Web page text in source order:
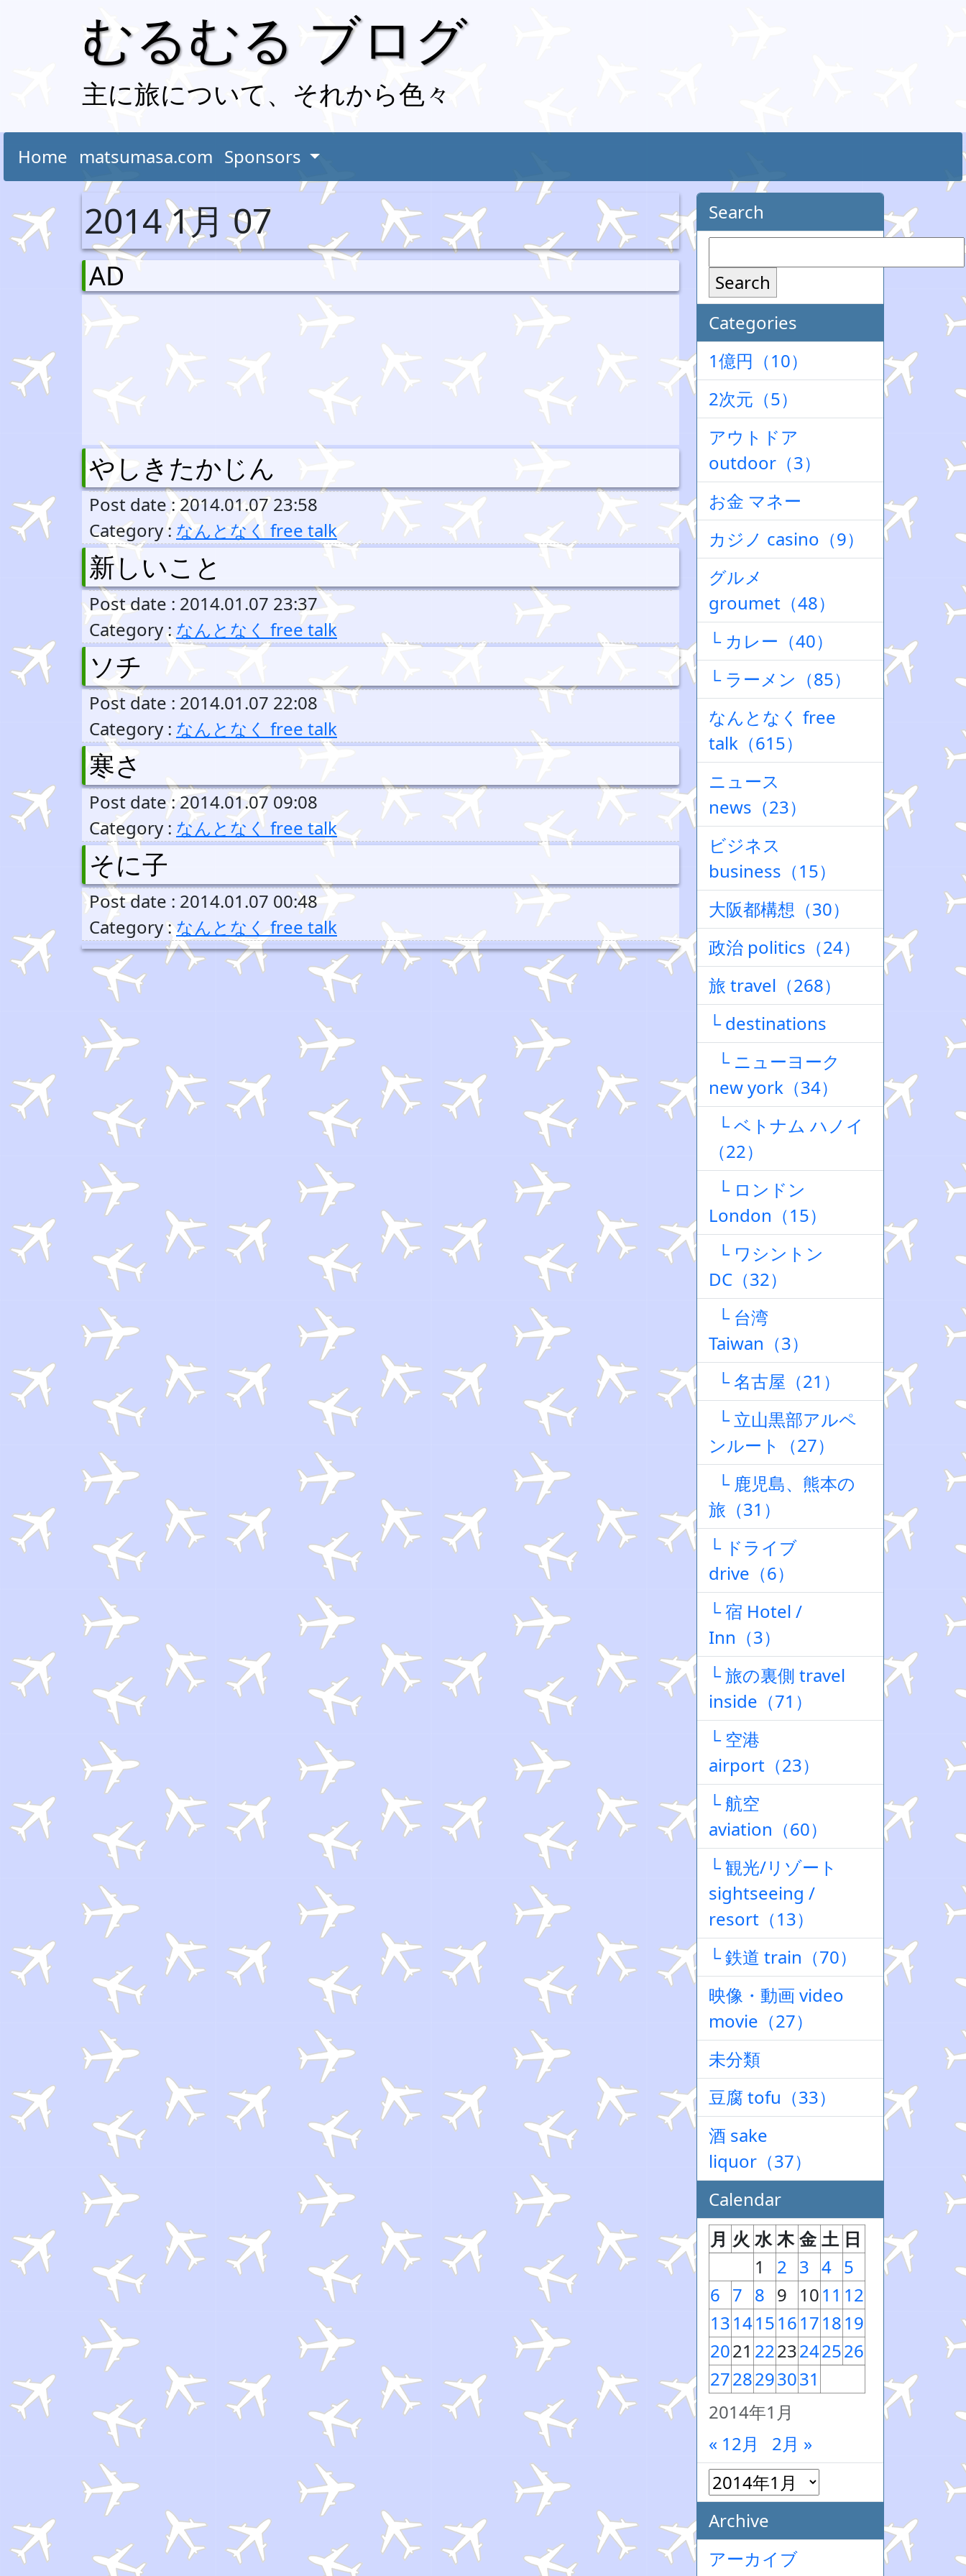
むるむる ブログ
主に旅について、それから色々
Home matsumasa.com Sponsors
2014 1月 07
AD
やしきたかじん
Post date : 2014.01.07 23:58
Category : なんとなく free talk
新しいこと
Post date : 2014.01.07 23:37
Category : なんとなく free talk
ソチ
Post date : 2014.01.07 22:08
Category : なんとなく free talk
寒さ
Post date : 2014.01.07 09:08
Category : なんとなく free talk
そに子
Post date : 2014.01.07 00:48
Category : なんとなく free talk
Search
Search
Categories
1億円（10）
2次元（5）
アウトドア
outdoor（3）
お金 マネー
カジノ casino（9）
グルメ
groumet（48）
└ カレー（40）
└ ラーメン（85）
なんとなく free
talk（615）
ニュース
news（23）
ビジネス
business（15）
大阪都構想（30）
政治 politics（24）
旅 travel（268）
└ destinations
└ ニューヨーク
new york（34）
└ ベトナム ハノイ
（22）
└ ロンドン
London（15）
└ ワシントン
DC（32）
└ 台湾
Taiwan（3）
└ 名古屋（21）
└ 立山黒部アルペ
ンルート（27）
└ 鹿児島、熊本の
旅（31）
└ ドライブ
drive（6）
└ 宿 Hotel /
Inn（3）
└ 旅の裏側 travel
inside（71）
└ 空港
airport（23）
└ 航空
aviation（60）
└ 観光/リゾート
sightseeing /
resort（13）
└ 鉄道 train（70）
映像・動画 video
movie（27）
未分類
豆腐 tofu（33）
酒 sake
liquor（37）
Calendar
2014年1月
月 火 水 木 金 土 日
1
2 3 4 5
6 7 8 9 1011 12
13141516171819
2021 2223242526
2728293031
« 12月 2月 »
Archive
アーカイブ